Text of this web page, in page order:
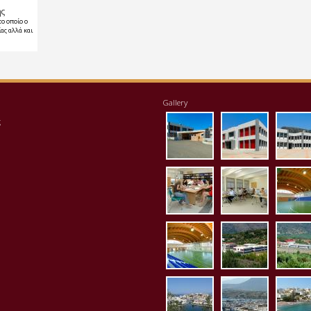
οποίο ο
αλλά και
Gallery
eisodos.jpgktirio1.jpg
vivliothiki.jpg
kleisto_es3.jpg
p1020081.jpg